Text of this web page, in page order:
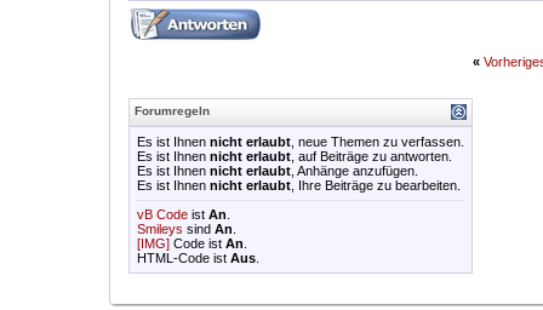
«
Forumregeln
Es ist Ihnen nicht erlaubt , neue Themen zu verfassen.
Es ist Ihnen nicht erlaubt , auf Beiträge zu antworten.
Es ist Ihnen nicht erlaubt , Anhänge anzufügen.
Es ist Ihnen nicht erlaubt , Ihre Beiträge zu bearbeiten.
vB Code ist An
Smileys sind An
[IMG] Code ist An
HTML-Code ist Aus